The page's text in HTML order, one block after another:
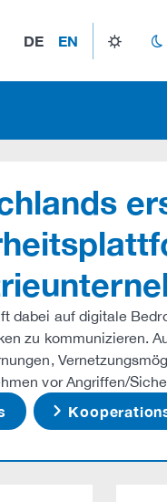
DE EN light_mode dark_mode
dabei auf digitale
zu kommunizieren.
vor Angriffen/